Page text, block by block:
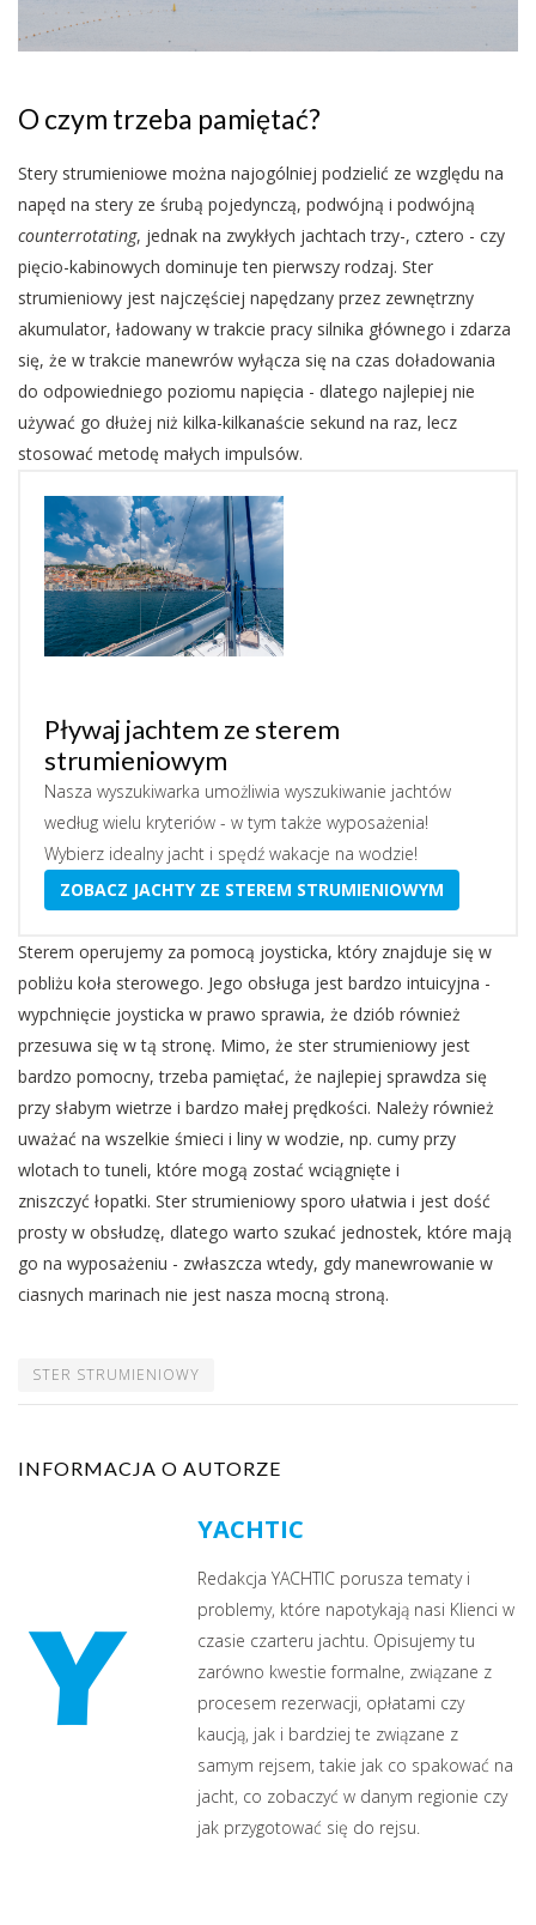
O czym trzeba pamiętać?
Stery strumieniowe można najogólniej podzielić ze względu na
napęd na stery ze śrubą pojedynczą, podwójną i podwójną
counterrotating, jednak na zwykłych jachtach trzy-, cztero - czy
pięcio-kabinowych dominuje ten pierwszy rodzaj. Ster
strumieniowy jest najczęściej napędzany przez zewnętrzny
akumulator, ładowany w trakcie pracy silnika głównego i zdarza
się, że w trakcie manewrów wyłącza się na czas doładowania
do odpowiedniego poziomu napięcia - dlatego najlepiej nie
używać go dłużej niż kilka-kilkanaście sekund na raz, lecz
stosować metodę małych impulsów.
Pływaj jachtem ze sterem
strumieniowym
Nasza wyszukiwarka umożliwia wyszukiwanie jachtów
według wielu kryteriów - w tym także wyposażenia!
Wybierz idealny jacht i spędź wakacje na wodzie!
ZOBACZ JACHTY ZE STEREM STRUMIENIOWYM
Sterem operujemy za pomocą joysticka, który znajduje się w
pobliżu koła sterowego. Jego obsługa jest bardzo intuicyjna -
wypchnięcie joysticka w prawo sprawia, że dziób również
przesuwa się w tą stronę. Mimo, że ster strumieniowy jest
bardzo pomocny, trzeba pamiętać, że najlepiej sprawdza się
przy słabym wietrze i bardzo małej prędkości. Należy również
uważać na wszelkie śmieci i liny w wodzie, np. cumy przy
wlotach to tuneli, które mogą zostać wciągnięte i
zniszczyć łopatki. Ster strumieniowy sporo ułatwia i jest dość
prosty w obsłudzę, dlatego warto szukać jednostek, które mają
go na wyposażeniu - zwłaszcza wtedy, gdy manewrowanie w
ciasnych marinach nie jest nasza mocną stroną.
STER STRUMIENIOWY
INFORMACJA O AUTORZE
YACHTIC
Redakcja YACHTIC porusza tematy i
problemy, które napotykają nasi Klienci w
czasie czarteru jachtu. Opisujemy tu
zarówno kwestie formalne, związane z
procesem rezerwacji, opłatami czy
kaucją, jak i bardziej te związane z
samym rejsem, takie jak co spakować na
jacht, co zobaczyć w danym regionie czy
jak przygotować się do rejsu.